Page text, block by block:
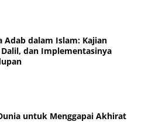
Adab dalam Islam: Kajian
dan Implementasinya
untuk Menggapai Akhirat